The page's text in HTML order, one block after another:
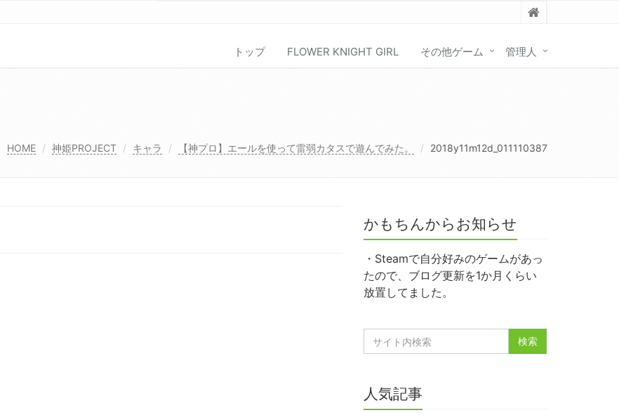
トップ FLOWER KNIGHT GIRL その他ゲーム 管理人
HOME 神姫PROJECT キャラ 【神プロ】エールを使って雷弱カタスで遊んでみた。 2018y11m12d_011110387
かもちんからお知らせ
・Steamで自分好みのゲームがあっ
たので、ブログ更新を1か月くらい
放置してました。
人気記事